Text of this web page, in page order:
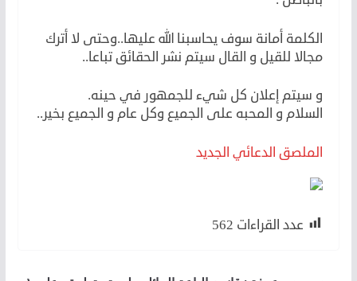
الكلمة أمانة سوف يحاسبنا الله عليها..وحتى لا أترك
مجالا للقيل و القال سيتم نشر الحقائق تباعا..
و سيتم إعلان كل شيء للجمهور في حينه.
السلام و المحبه على الجميع وكل عام و الجميع بخير..
الملصق الدعائي الجديد
عدد القراءات 562